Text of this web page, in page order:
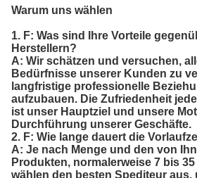
Warum uns wählen
1. F: Was sind Ihre Vorteile
Herstellern?
A: Wir schätzen und versuchen,
Bedürfnisse unserer Kunden zu
langfristige professionelle
aufzubauen. Die Zufriedenheit
ist unser Hauptziel und unsere
Durchführung unserer Geschäfte.
2. F: Wie lange dauert die
A: Je nach Menge und den von
Produkten, normalerweise 7 bis
wählen den besten Spediteur aus,